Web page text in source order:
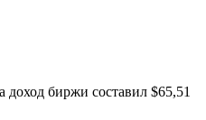
биржи составил $65,51